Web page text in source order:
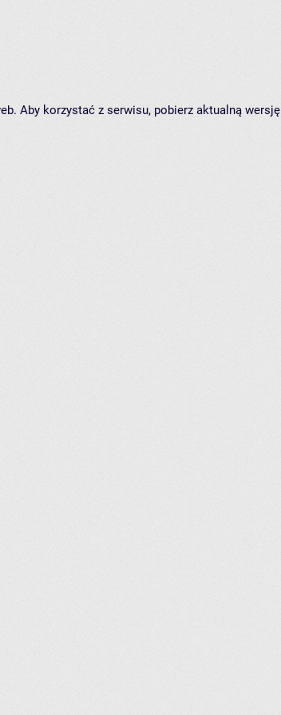
Aby korzystać z serwisu, pobierz aktualną wersję